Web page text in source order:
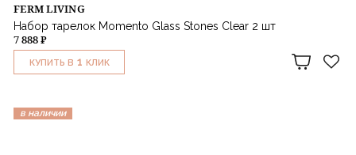
FERM LIVING
Набор тарелок Momento Glass Stones Clear 2 шт
7 888 ₽
КУПИТЬ В 1 КЛИК
в наличии